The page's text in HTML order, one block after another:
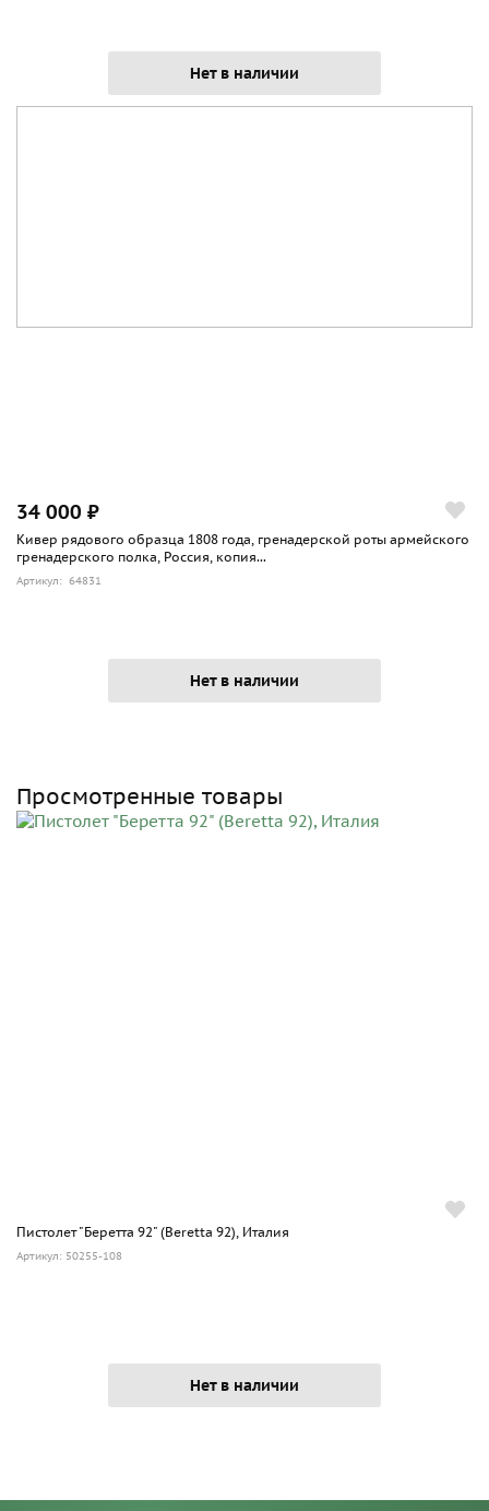
Нет в наличии
34 000 ₽
Кивер рядового образца 1808 года, гренадерской роты армейского
гренадерского полка, Россия, копия...
Артикул: 64831
Нет в наличии
Просмотренные товары
Пистолет "Беретта 92" (Beretta 92), Италия
Артикул: 50255-108
Нет в наличии